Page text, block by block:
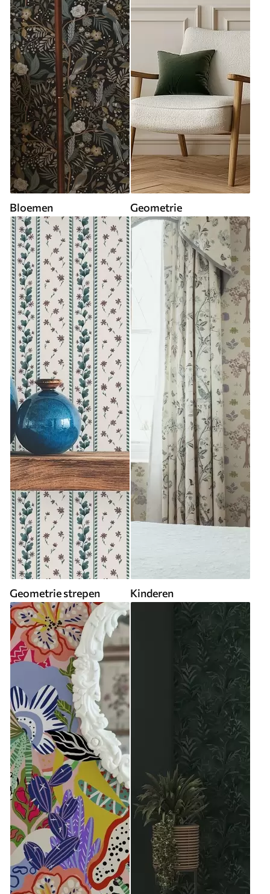
Bloemen Geometrie
Geometrie strepen Kinderen